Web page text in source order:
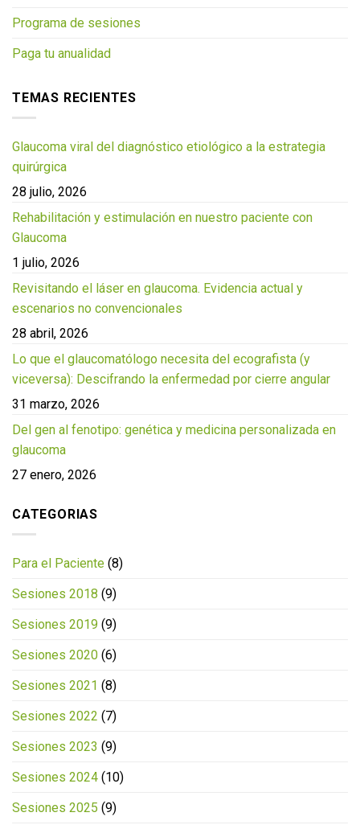
Programa de sesiones
Paga tu anualidad
TEMAS RECIENTES
Glaucoma viral del diagnóstico etiológico a la estrategia
quirúrgica
28 julio, 2026
Rehabilitación y estimulación en nuestro paciente con
Glaucoma
1 julio, 2026
Revisitando el láser en glaucoma. Evidencia actual y
escenarios no convencionales
28 abril, 2026
Lo que el glaucomatólogo necesita del ecografista (y
viceversa): Descifrando la enfermedad por cierre angular
31 marzo, 2026
Del gen al fenotipo: genética y medicina personalizada en
glaucoma
27 enero, 2026
CATEGORIAS
Para el Paciente (8)
Sesiones 2018 (9)
Sesiones 2019 (9)
Sesiones 2020 (6)
Sesiones 2021 (8)
Sesiones 2022 (7)
Sesiones 2023 (9)
Sesiones 2024 (10)
Sesiones 2025 (9)